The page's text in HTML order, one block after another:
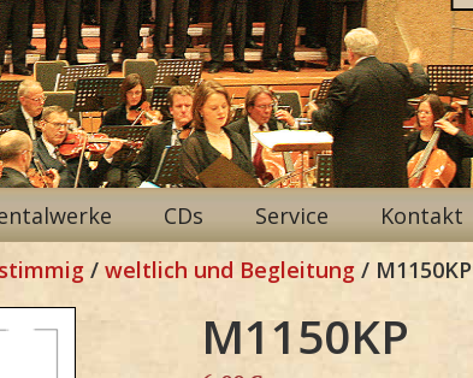
CDs Service Kontakt
/ weltlich und Begleitung / M1150KP
M1150KP